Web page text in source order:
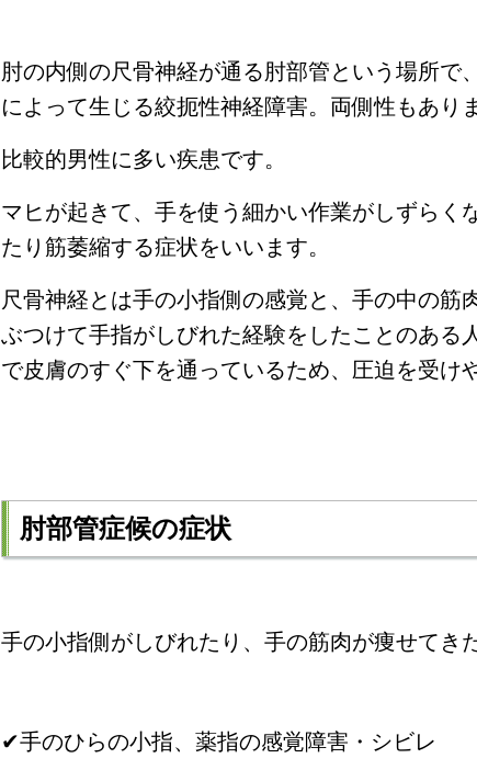
肘の内側の尺骨神経が通る肘部管という場所で
によって生じる絞扼性神経障害。両側性もあり
比較的男性に多い疾患です。
マヒが起きて、手を使う細かい作業がしずらく
たり筋萎縮する症状をいいます。
尺骨神経とは手の小指側の感覚と、手の中の筋
ぶつけて手指がしびれた経験をしたことのある
で皮膚のすぐ下を通っているため、圧迫を受け
肘部管症候の症状
手の小指側がしびれたり、手の筋肉が痩せてき
✔手のひらの小指、薬指の感覚障害・シビレ